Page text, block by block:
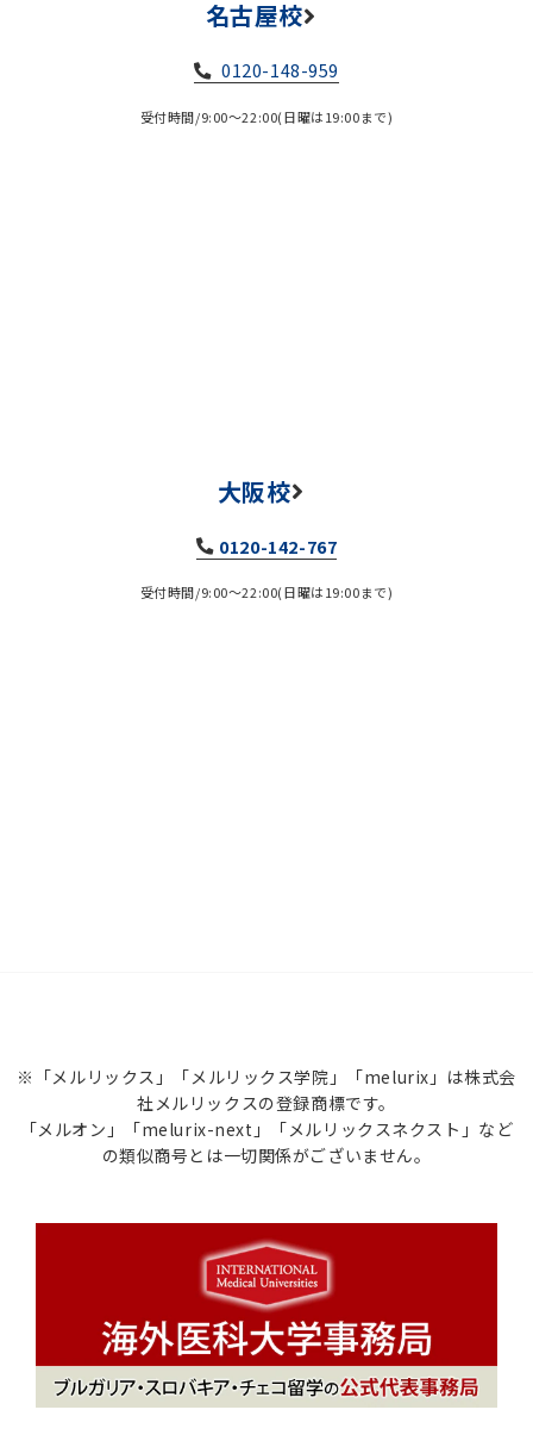
名古屋校
0120-148-959
受付時間/9:00～22:00(日曜は19:00まで)
大阪校
0120-142-767
受付時間/9:00～22:00(日曜は19:00まで)
※「メルリックス」「メルリックス学院」「melurix」は株式会
社メルリックスの登録商標です。
「メルオン」「melurix-next」「メルリックスネクスト」など
の類似商号とは一切関係がございません。